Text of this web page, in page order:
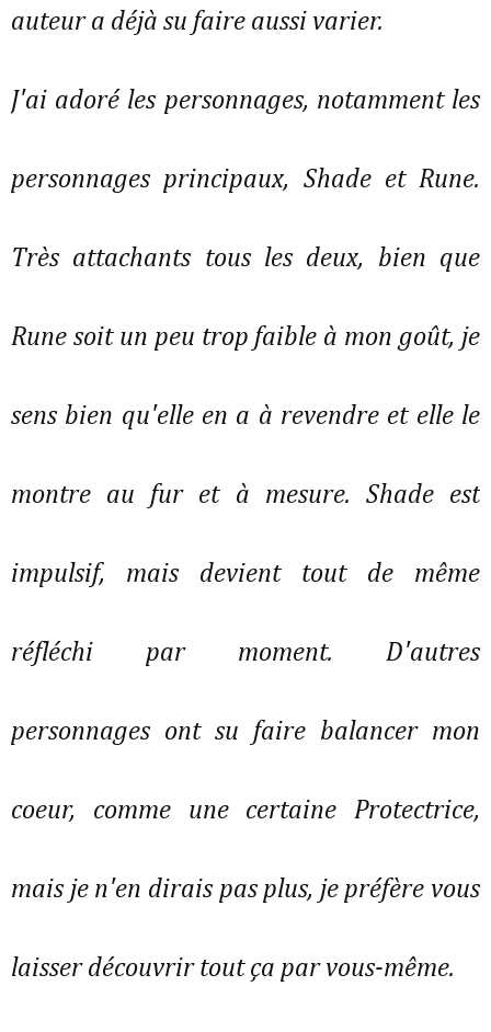
auteur a déjà su faire aussi varier.
J'ai adoré les personnages, notamment les
personnages principaux, Shade et Rune.
Très attachants tous les deux, bien que
Rune soit un peu trop faible à mon goût, je
sens bien qu'elle en a à revendre et elle le
montre au fur et à mesure. Shade est
impulsif, mais devient tout de même
réfléchi par moment. D'autres
personnages ont su faire balancer mon
coeur, comme une certaine Protectrice,
mais je n'en dirais pas plus, je préfère vous
laisser découvrir tout ça par vous-même.